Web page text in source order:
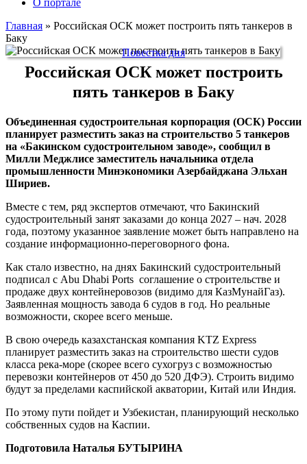
Главная » Российская ОСК может построить пять танкеров в
Баку
Повестка дня
Российская ОСК может построить
пять танкеров в Баку
Объединенная судостроительная корпорация (ОСК) России
планирует разместить заказ на строительство 5 танкеров
на «Бакинском судостроительном заводе», сообщил в
Милли Меджлисе заместитель начальника отдела
промышленности Минэкономики Азербайджана Эльхан
Шириев.
Вместе с тем, ряд экспертов отмечают, что Бакинский
судостроительный занят заказами до конца 2027 – нач. 2028
года, поэтому указанное заявление может быть направлено на
создание информационно-переговорного фона.
Как стало известно, на днях Бакинский судостроительный
подписал с Abu Dhabi Ports соглашение о строительстве и
продаже двух контейнеровозов (видимо для КазМунайГаз).
Заявленная мощность завода 6 судов в год. Но реальные
возможности, скорее всего меньше.
В свою очередь казахстанская компания KTZ Express
планирует разместить заказ на строительство шести судов
класса река-море (скорее всего сухогруз с возможностью
перевозки контейнеров от 450 до 520 ДФЭ). Строить видимо
будут за пределами каспийской акватории, Китай или Индия.
По этому пути пойдет и Узбекистан, планирующий несколько
собственных судов на Каспии.
Подготовила Наталья БУТЫРИНА